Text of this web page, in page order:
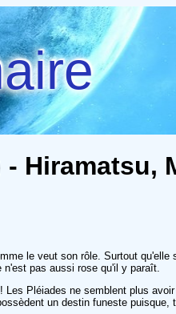
Hiramatsu,
le veut son rôle. Surtout
pas aussi rose qu'il y paraît.
Pléiades ne semblent plus
un destin funeste